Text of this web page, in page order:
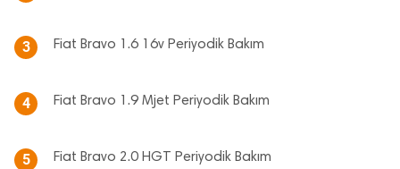
3 Fiat Bravo 1.6 16v Periyodik Bakım
4 Fiat Bravo 1.9 Mjet Periyodik Bakım
5 Fiat Bravo 2.0 HGT Periyodik Bakım